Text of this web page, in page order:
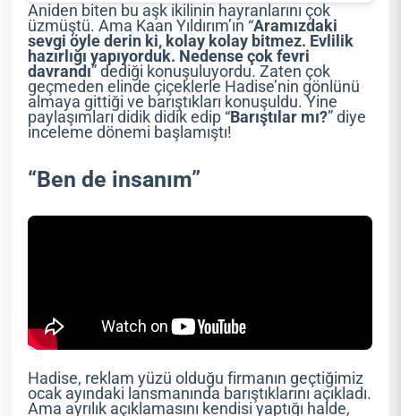
Aniden biten bu aşk ikilinin hayranlarını çok
üzmüştü. Ama Kaan Yıldırım’ın “Aramızdaki
sevgi öyle derin ki, kolay kolay bitmez. Evlilik
hazırlığı yapıyorduk. Nedense çok fevri
davrandı” dediği konuşuluyordu. Zaten çok
geçmeden elinde çiçeklerle Hadise’nin gönlünü
almaya gittiği ve barıştıkları konuşuldu. Yine
paylaşımları didik didik edip “Barıştılar mı?” diye
inceleme dönemi başlamıştı!
“Ben de insanım”
Hadise, reklam yüzü olduğu firmanın geçtiğimiz
ocak ayındaki lansmanında barıştıklarını açıkladı.
Ama ayrılık açıklamasını kendisi yaptığı halde,